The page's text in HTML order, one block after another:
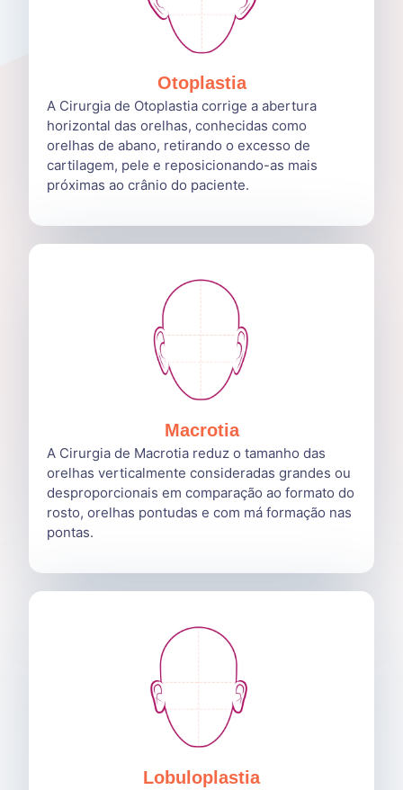
Otoplastia
A Cirurgia de Otoplastia corrige a abertura
horizontal das orelhas, conhecidas como
orelhas de abano, retirando o excesso de
cartilagem, pele e reposicionando-as mais
próximas ao crânio do paciente.
Macrotia
A Cirurgia de Macrotia reduz o tamanho das
orelhas verticalmente consideradas grandes ou
desproporcionais em comparação ao formato do
rosto, orelhas pontudas e com má formação nas
pontas.
Lobuloplastia